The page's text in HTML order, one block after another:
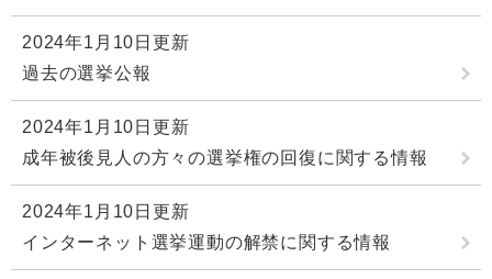
2024年1月10日更新
過去の選挙公報
2024年1月10日更新
成年被後見人の方々の選挙権の回復に関する情報
2024年1月10日更新
インターネット選挙運動の解禁に関する情報